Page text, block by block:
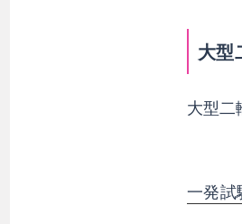
大型
大型二
一発試